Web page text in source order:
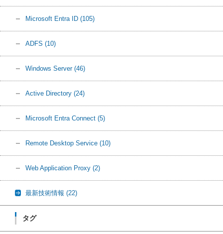
Microsoft Entra ID (105)
ADFS (10)
Windows Server (46)
Active Directory (24)
Microsoft Entra Connect (5)
Remote Desktop Service (10)
Web Application Proxy (2)
最新技術情報 (22)
タグ